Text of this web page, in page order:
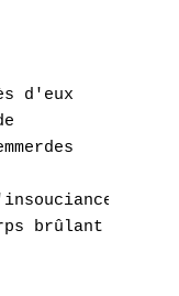
d'eux
brûlant